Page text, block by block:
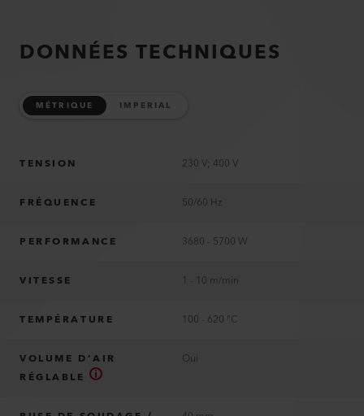
DONNÉES TECHNIQUES
MÉTRIQUE IMPERIAL
TENSION 230 V; 400 V
FRÉQUENCE 50/60 Hz
PERFORMANCE 3680 - 5700 W
VITESSE 1 - 10 m/min
TEMPÉRATURE 100 - 620 °C
VOLUME D’AIR
RÉGLABLE
Oui